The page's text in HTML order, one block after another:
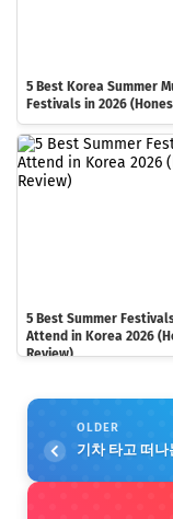
5 Best Korea Summer
Festivals in 2026
5 Best Summer
Attend in Korea 2026
Review)
OLDER
기차 타고 떠